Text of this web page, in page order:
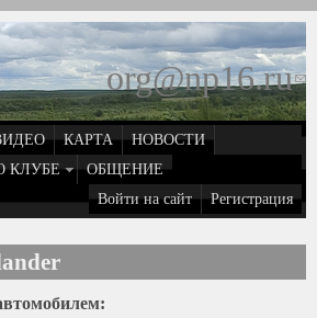
org@np16.ru
КАРТА
НОВОСТИ
КЛУБЕ
ОБЩЕНИЕ
Войти на сайт
Регистрация